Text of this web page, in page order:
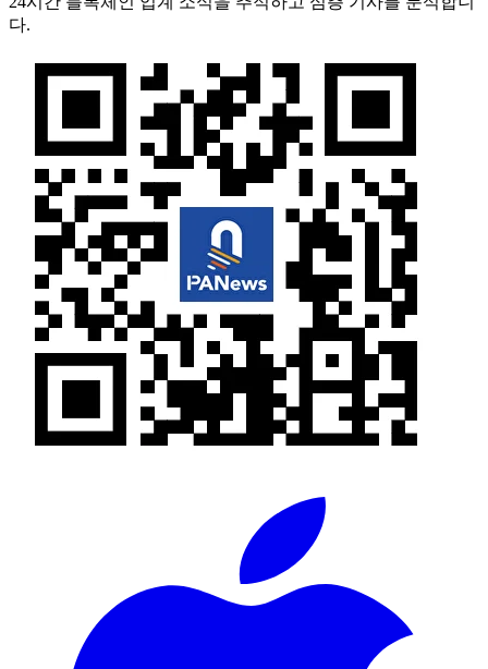
다.